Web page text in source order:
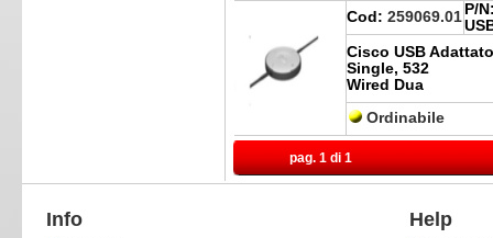
Cod: 259069.01 P/
Cisco USB
Single, 532
Wired Dua
Ordinabile
pag. 1 di 1
Info Help